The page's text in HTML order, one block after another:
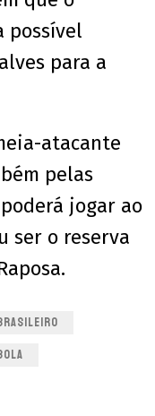
possível
para a
atacante
pelas
jogar ao
ser o reserva